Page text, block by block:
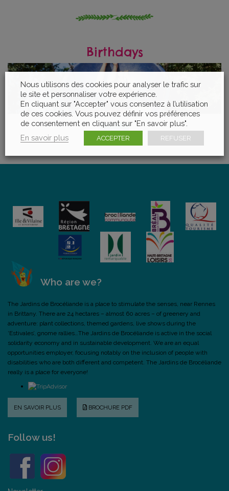
Birthdays
MORE
Who are we?
The Jardins de Brocéliande is a place to stimulate the senses, near Rennes
in Brittany. There are 24 hectares – almost 60 acres – of greenery and
adventure: plant collections, themed gardens, live shows during the
‘Estivales’, gnome rallies…The Jardins de Brocéliande is active in the social
solidarity economy and in sustainable development. We are an equal
opportunities employer, focusing notably on the inclusion of people with
disabilities who are both different and competent. The Jardins de Brocéliande
really is a place for everyone!
EN SAVOIR PLUS BROCHURE PDF
Follow us!
Nous utilisons des cookies pour analyser le trafic sur
le site et personnaliser votre expérience.
En cliquant sur "Accepter" vous consentez à l’utilisation
de ces cookies. Vous pouvez définir vos préférences
de consentement en cliquant sur "En savoir plus".
En savoir plus
ACCEPTER REFUSER